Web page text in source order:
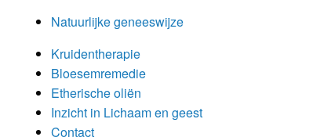
Natuurlijke geneeswijze
Kruidentherapie
Bloesemremedie
Etherische oliën
Inzicht in Lichaam en geest
Contact